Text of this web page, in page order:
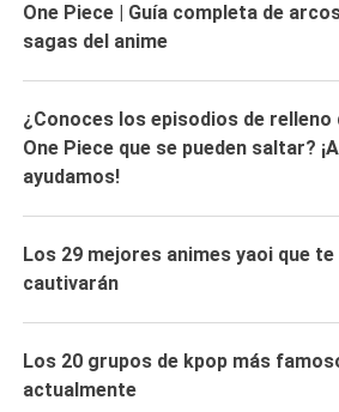
One Piece | Guía completa de
sagas del anime
¿Conoces los episodios de relleno
One Piece que se pueden saltar?
ayudamos!
Los 29 mejores animes yaoi que te
cautivarán
Los 20 grupos de kpop más
actualmente